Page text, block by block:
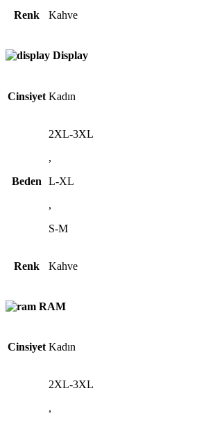
Renk Kahve
Display
Cinsiyet Kadın
Beden
2XL-3XL
,
L-XL
,
S-M
Renk Kahve
RAM
Cinsiyet Kadın
2XL-3XL
,